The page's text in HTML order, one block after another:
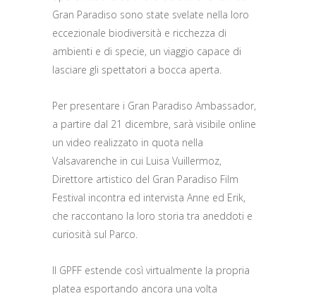
Gran Paradiso sono state svelate nella loro
eccezionale biodiversità e ricchezza di
ambienti e di specie, un viaggio capace di
lasciare gli spettatori a bocca aperta.
Per presentare i Gran Paradiso Ambassador,
a partire dal 21 dicembre, sarà visibile online
un video realizzato in quota nella
Valsavarenche in cui Luisa Vuillermoz,
Direttore artistico del Gran Paradiso Film
Festival incontra ed intervista Anne ed Erik,
che raccontano la loro storia tra aneddoti e
curiosità sul Parco.
Il GPFF estende così virtualmente la propria
platea esportando ancora una volta